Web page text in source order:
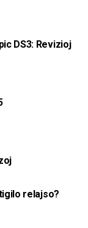
DS3: Revizioj
relajso?